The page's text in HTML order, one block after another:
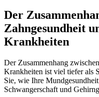
Der
Zahngesundheit
Krankheiten
Der Zusammenhang
Krankheiten ist viel tiefer als
Sie, wie Ihre
Schwangerschaft und